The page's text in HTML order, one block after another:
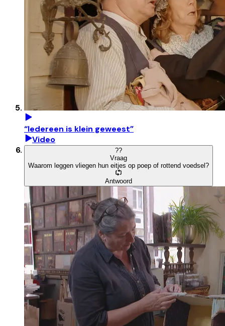
“Iedereen is klein geweest”
Video
??
Vraag
Waarom leggen vliegen hun eitjes op poep of rottend voedsel?
Antwoord